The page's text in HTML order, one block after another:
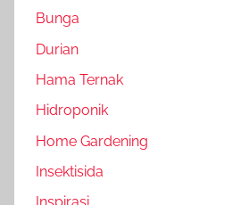
Bunga
Durian
Hama Ternak
Hidroponik
Home Gardening
Insektisida